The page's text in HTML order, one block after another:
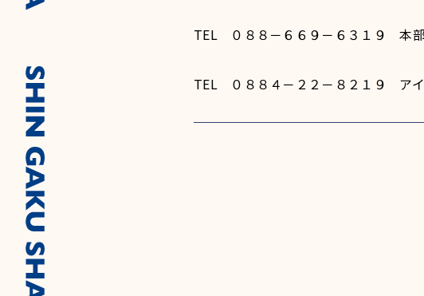
TEL ０８８－６６９－６３１９ 本
TEL ０８８４－２２－８２１９ ア